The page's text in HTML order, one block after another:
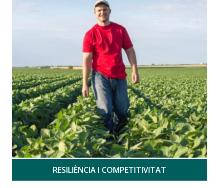
RESILIÈNCIA I COMPETITIVITAT